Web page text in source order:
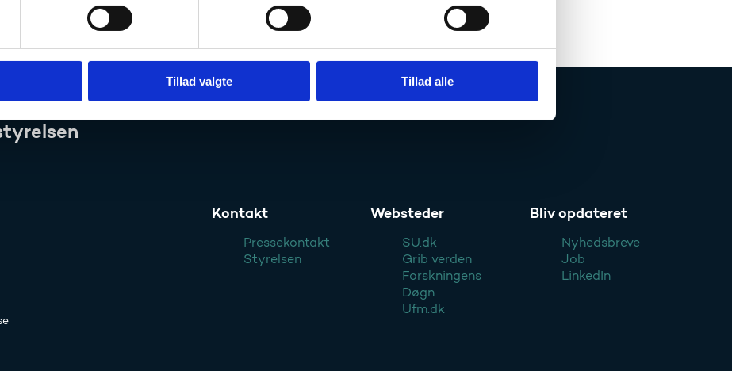
Tillad valgte Tillad alle
Kontakt
Pressekontakt
Styrelsen
Websteder
SU.dk
Grib verden
Forskningens
Døgn
Ufm.dk
Bliv opdateret
Nyhedsbreve
Job
LinkedIn